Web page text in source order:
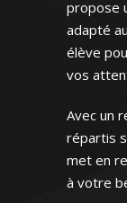
propose
adapté
élève
vos
Avec un
répartis
met en
à votre